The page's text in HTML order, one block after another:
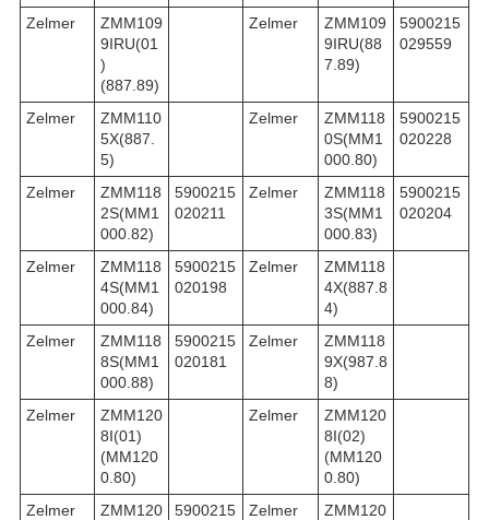
Zelmer
ZMM109
9IRU(01
)
(887.89)
Zelmer
ZMM109
9IRU(88
7.89)
5900215
029559
Zelmer
ZMM110
5X(887.
5)
Zelmer
ZMM118
0S(MM1
000.80)
5900215
020228
Zelmer
ZMM118
2S(MM1
000.82)
5900215
020211
Zelmer
ZMM118
3S(MM1
000.83)
5900215
020204
Zelmer
ZMM118
4S(MM1
000.84)
5900215
020198
Zelmer
ZMM118
4X(887.8
4)
Zelmer
ZMM118
8S(MM1
000.88)
5900215
020181
Zelmer
ZMM118
9X(987.8
8)
Zelmer
ZMM120
8I(01)
(MM120
0.80)
Zelmer
ZMM120
8I(02)
(MM120
0.80)
Zelmer
ZMM120
5900215
Zelmer
ZMM120